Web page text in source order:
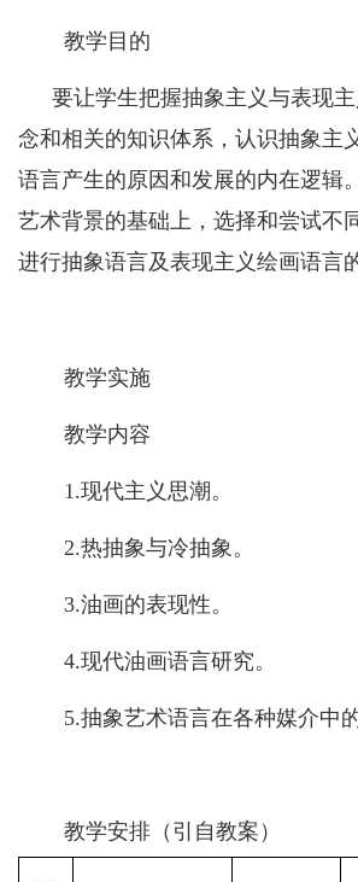
教学目的
要让学生把握抽象主义与表现
念和相关的知识体系，认识抽象主
语言产生的原因和发展的内在逻辑
艺术背景的基础上，选择和尝试不
进行抽象语言及表现主义绘画语言
教学实施
教学内容
1.现代主义思潮。
2.热抽象与冷抽象。
3.油画的表现性。
4.现代油画语言研究。
5.抽象艺术语言在各种媒介中
教学安排（引自教案）